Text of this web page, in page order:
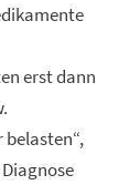
erst dann
belasten“,